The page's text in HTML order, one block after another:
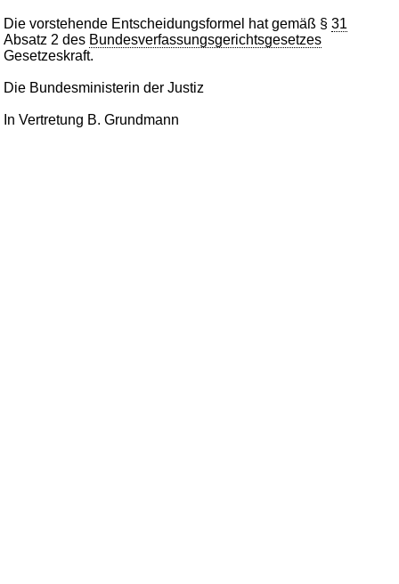
Die vorstehende Entscheidungsformel hat gemäß §31
Absatz 2 des Bundesverfassungsgerichtsgesetzes
Gesetzeskraft.
Die Bundesministerin der Justiz
In Vertretung B. Grundmann